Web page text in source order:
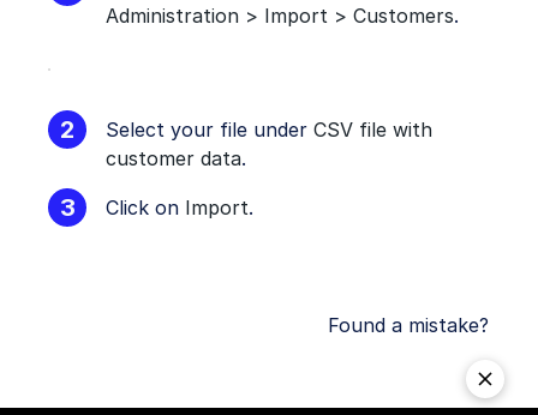
Administration > Import > Customers.
Select your file under CSV file with
customer data.
Click on Import.
Found a mistake?